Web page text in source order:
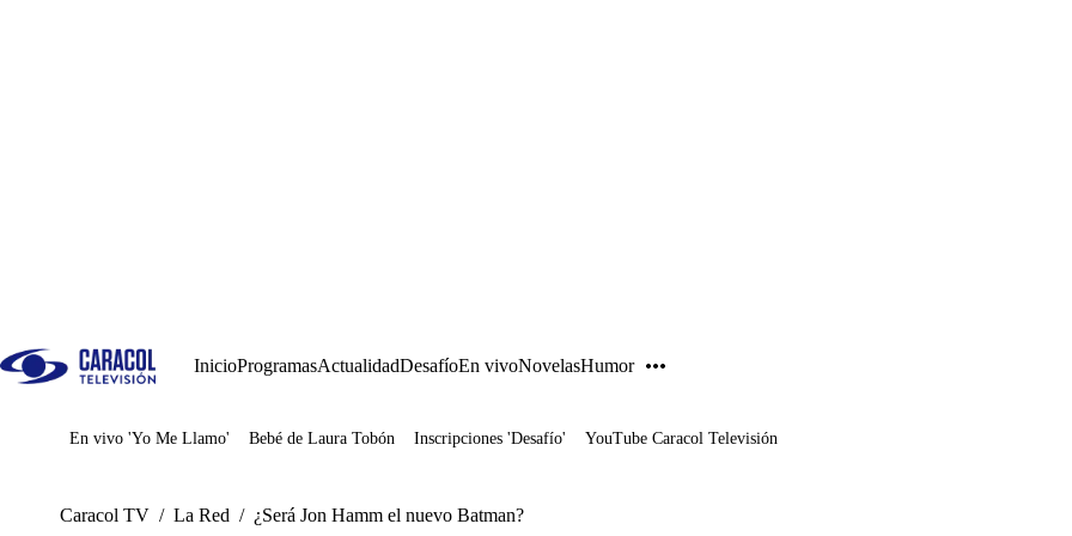
InicioProgramasActualidadDesafíoEn vivoNovelasHumor
Juegos
En vivo 'Yo Me Llamo' Bebé de Laura Tobón Inscripciones 'Desafío' YouTube Caracol Televisión
Caracol TV / La Red / ¿Será Jon Hamm el nuevo Batman?